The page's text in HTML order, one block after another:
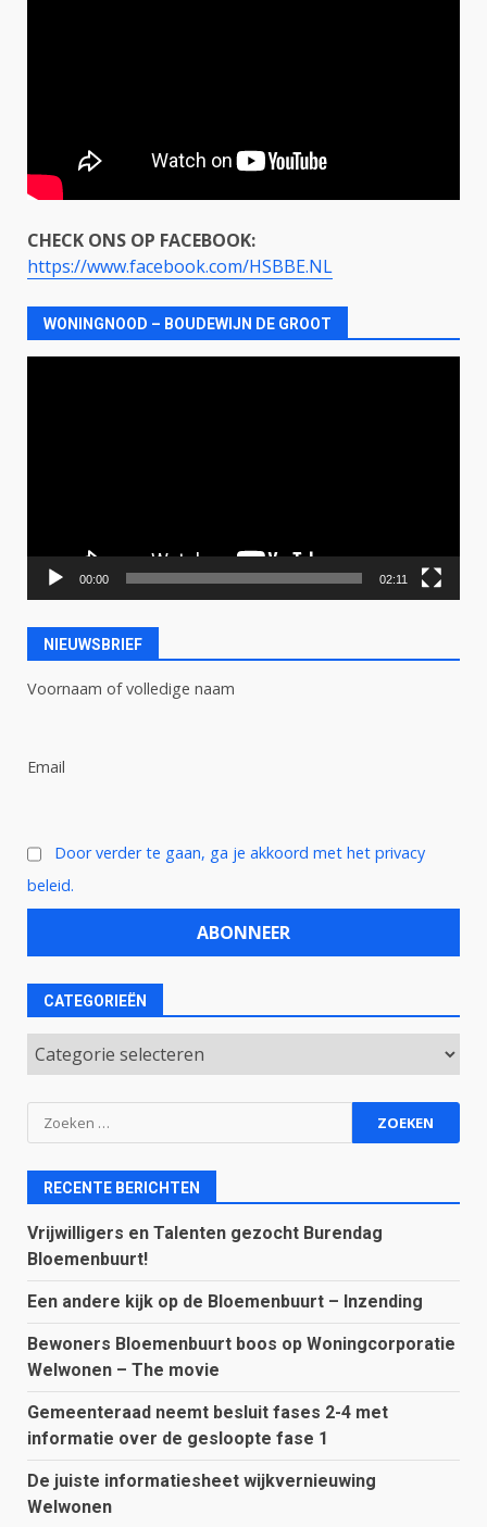
CHECK ONS OP FACEBOOK:
https://www.facebook.com/HSBBE.NL
WONINGNOOD – BOUDEWIJN DE GROOT
00:00 02:11
NIEUWSBRIEF
Voornaam of volledige naam
Email
Door verder te gaan, ga je akkoord met het privacy
beleid.
CATEGORIEËN
Categorieën
Zoeken
naar:
RECENTE BERICHTEN
Vrijwilligers en Talenten gezocht Burendag
Bloemenbuurt!
Een andere kijk op de Bloemenbuurt – Inzending
Bewoners Bloemenbuurt boos op Woningcorporatie
Welwonen – The movie
Gemeenteraad neemt besluit fases 2-4 met
informatie over de gesloopte fase 1
De juiste informatiesheet wijkvernieuwing
Welwonen